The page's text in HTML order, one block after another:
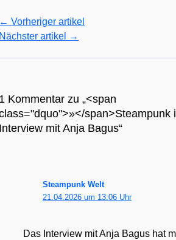
Vorheriger artikel
artikel
→
Kommentar zu „<span
span>Steampunk
mit Anja Bagus“
Steampunk Welt
21.04.2026 um 13:06 Uhr
Das Inter­view mit Anja Bagus hat